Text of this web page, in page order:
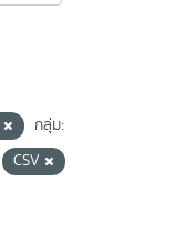
กลุ่ม:
CSV